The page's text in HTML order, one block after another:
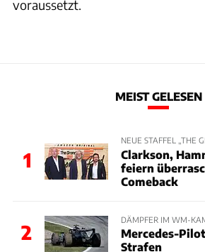
voraussetzt.
MEIST GELESEN
1
NEUE STAFFEL „THE
Clarkson,
feiern
Comeback
2
DÄMPFER IM WM-
Mercedes-
Strafen